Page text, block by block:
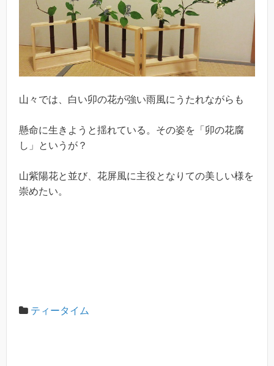
山々では、白い卯の花が強い雨風にうたれながらも
懸命に生きようと揺れている。その姿を「卯の花腐
し」というが？
山紫陽花と並び、花屏風に主役となりての美しい様を
崇めたい。
ティータイム